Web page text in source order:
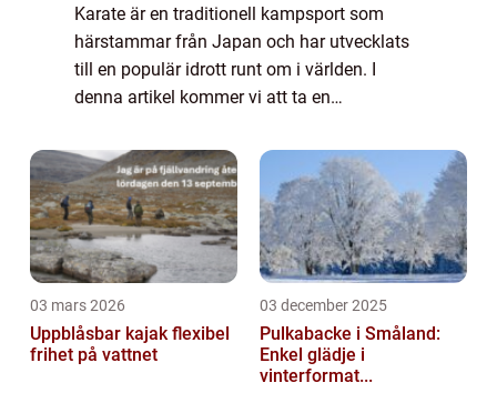
Karate är en traditionell kampsport som
härstammar från Japan och har utvecklats
till en populär idrott runt om i världen. I
denna artikel kommer vi att ta en
olika aspekter, inklusive dess ursprung, olika
...
03 mars 2026
Uppblåsbar kajak flexibel
frihet på vattnet
03 december 2025
Pulkabacke i Småland:
Enkel glädje i
vinterformat...